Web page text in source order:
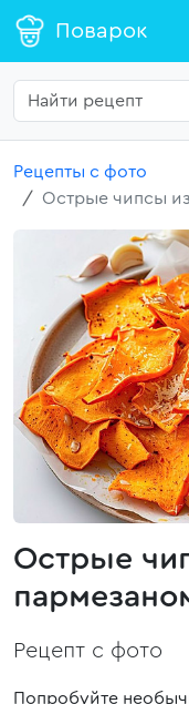
Поварок
Рецепты с фото
Острые чипсы
Острые
Рецепт с фото
Попробуйте